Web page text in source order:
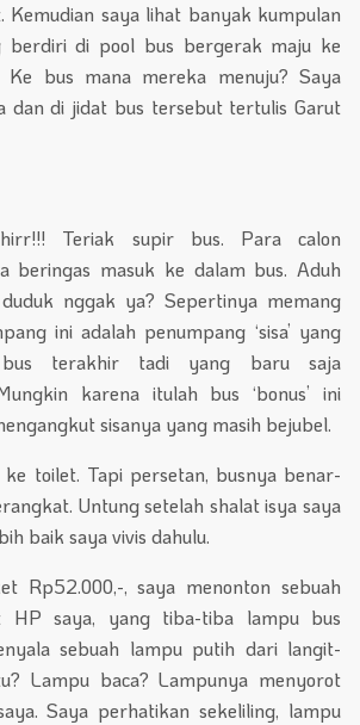
Kemudian saya lihat banyak kumpulan
berdiri di pool bus bergerak maju ke
Ke bus mana mereka menuju? Saya
dan di jidat bus tersebut tertulis Garut
Teriak supir bus. Para calon
beringas masuk ke dalam bus. Aduh
nggak ya? Sepertinya memang
ini adalah penumpang ‘sisa’ yang
terakhir tadi yang baru saja
karena itulah bus ‘bonus’ ini
sisanya yang masih bejubel.
toilet. Tapi persetan, busnya benar-
Untung setelah shalat isya saya
baik saya vivis dahulu.
Rp52.000,-, saya menonton sebuah
HP saya, yang tiba-tiba lampu bus
sebuah lampu putih dari langit-
Lampu baca? Lampunya menyorot
Saya perhatikan sekeliling, lampu